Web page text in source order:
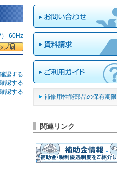
60Hz
認する
認する
認する
補修用性能部品の保有期限
関連リンク